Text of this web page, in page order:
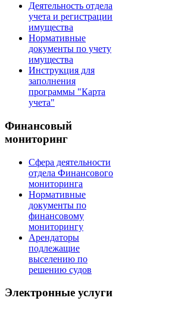
Деятельность отдела
учета и регистрации
имущества
Нормативные
документы по учету
имущества
Инструкция для
заполнения
программы "Карта
учета"
Финансовый
мониторинг
Сфера деятельности
отдела Финансового
мониторинга
Нормативные
документы по
финансовому
мониторингу
Арендаторы
подлежащие
выселению по
решению судов
Электронные услуги